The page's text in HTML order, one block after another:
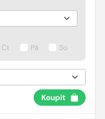
Čt Pá So
Koupit